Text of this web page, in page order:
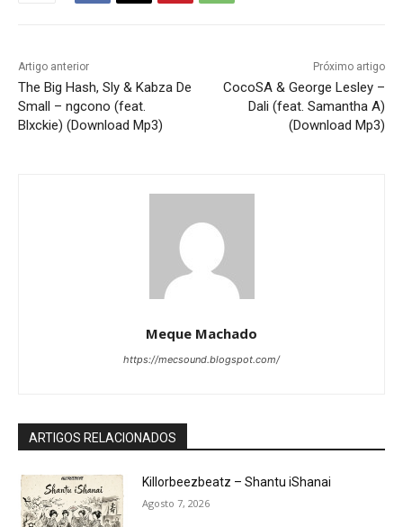
Artigo anterior
The Big Hash, Sly & Kabza De
Small – ngcono (feat.
Blxckie) (Download Mp3)
Próximo artigo
CocoSA & George Lesley –
Dali (feat. Samantha A)
(Download Mp3)
Meque Machado
https://mecsound.blogspot.com/
ARTIGOS RELACIONADOS
Killorbeezbeatz – Shantu iShanai
Agosto 7, 2026